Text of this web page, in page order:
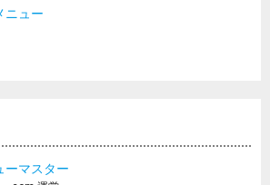
ニュー
ーマスター